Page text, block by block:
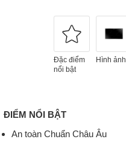
Đặc điểm
nổi bật
Hình ảnh
ĐIỂM NỔI BẬT
An toàn Chuẩn Châu Âu